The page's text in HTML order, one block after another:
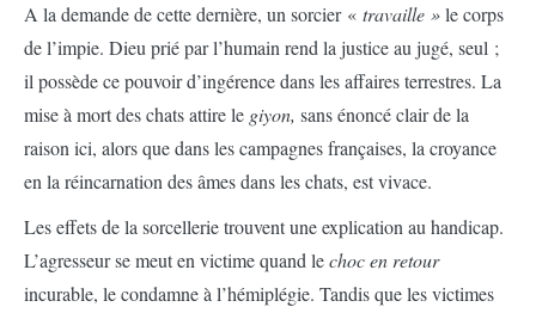
A la demande de cette dernière, un sorcier « travaille »le corps
de l’impie. Dieu prié par l’humain rend la justice au jugé, seul ;
il possède ce pouvoir d’ingérence dans les affaires terrestres. La
mise à mort des chats attire le giyon, sans énoncé clair de la
raison ici, alors que dans les campagnes françaises, la croyance
en la réincarnation des âmes dans les chats, est vivace.
Les effets de la sorcellerie trouvent une explication au handicap.
L’agresseur se meut en victime quand lechoc en retour
incurable, le condamne à l’hémiplégie. Tandis que les victimes